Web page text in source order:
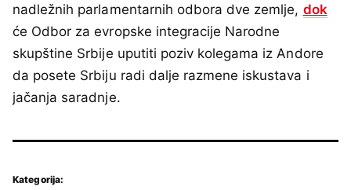
nadležnih parlamentarnih odbora dve zemlje, dok
će Odbor za evropske integracije Narodne
skupštine Srbije uputiti poziv kolegama iz Andore
da posete Srbiju radi dalje razmene iskustava i
jačanja saradnje.
Kategorija: